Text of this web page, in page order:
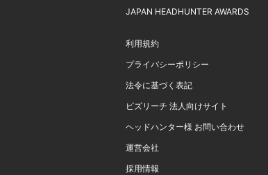
JAPAN HEADHUNTER AWARDS
利用規約
プライバシーポリシー
法令に基づく表記
ビズリーチ 法人向けサイト
ヘッドハンター様 お問い合わせ
運営会社
採用情報